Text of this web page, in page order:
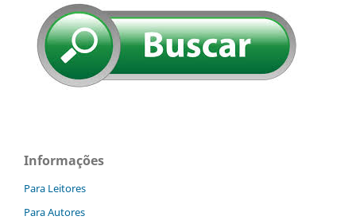
Informações
Para Leitores
Para Autores